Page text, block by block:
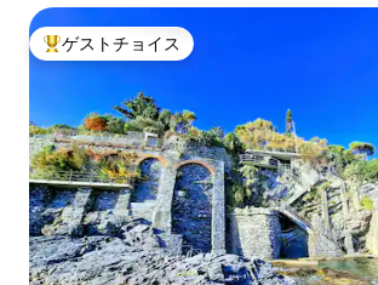
大好評のゲストチョイスです。
ゲストチョイス